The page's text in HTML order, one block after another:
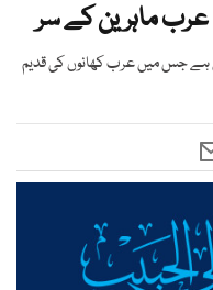
عرب ماہرین کے سر
ہے جس میں عرب کھانوں کی قدیم